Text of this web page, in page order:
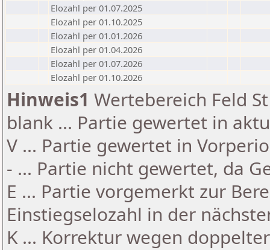
Elozahl per 01.07.2025
Elozahl per 01.10.2025
Elozahl per 01.01.2026
Elozahl per 01.04.2026
Elozahl per 01.07.2026
Elozahl per 01.10.2026
Hinweis1 Wertebereich Feld
blank ... Partie gewertet in
V ... Partie gewertet in
- ... Partie nicht gewertet, da
E ... Partie vorgemerkt zur
Einstiegselozahl in der
K ... Korrektur wegen